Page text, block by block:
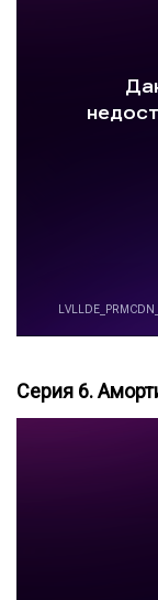
Серия 6.